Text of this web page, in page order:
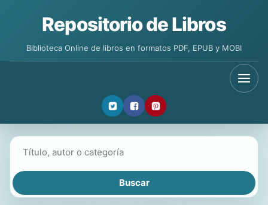
Repositorio de Libros
Biblioteca Online de libros en formatos PDF, EPUB y MOBI